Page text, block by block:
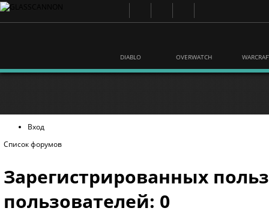
DIABLO OVERWATCH
Вход
Список форумов
Зарегистрированных
пользователей: 0